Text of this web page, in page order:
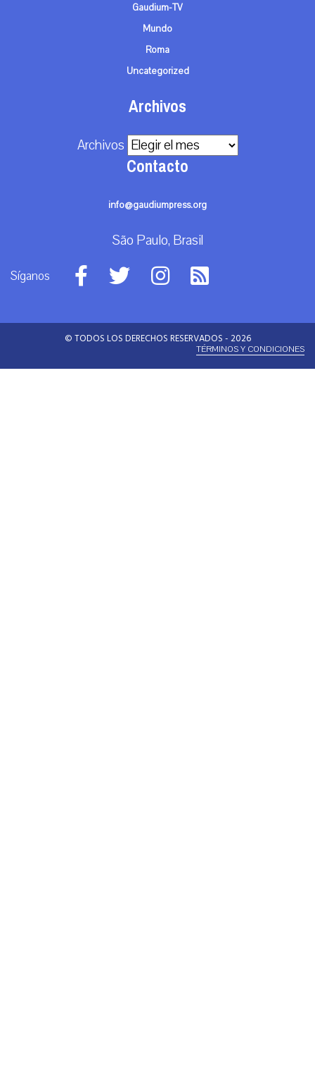
Gaudium-TV
Mundo
Roma
Uncategorized
Archivos
Archivos
Contacto
info@gaudiumpress.org
São Paulo, Brasil
Síganos
© TODOS LOS DERECHOS RESERVADOS - 2026
TÉRMINOS Y CONDICIONES